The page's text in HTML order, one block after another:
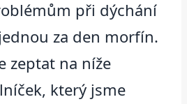
při dýchání
za den morfín.
zeptat na níže
který jsme